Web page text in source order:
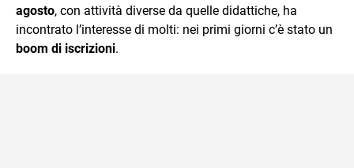
agosto, con attività diverse da quelle didattiche, ha
incontrato l’interesse di molti: nei primi giorni c’è stato un
boom di iscrizioni.